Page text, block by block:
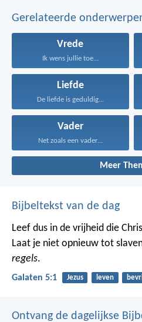
Gerelateerde
Vrede
Ik wens jullie toe...
Liefde
De liefde is geduldig...
Vader
Net zoals een vader...
Meer
Bijbeltekst van de dag
Leef dus in de vrijheid die
Laat je niet opnieuw tot
regels.
Galaten 5:1 Jezus leven
Ontvang de dagelijkse